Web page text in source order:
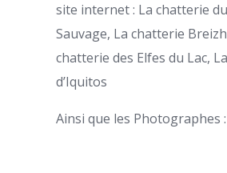
site internet : La chatterie
Sauvage, La chatterie
chatterie des Elfes du Lac,
d’Iquitos
Ainsi que les Photographes :